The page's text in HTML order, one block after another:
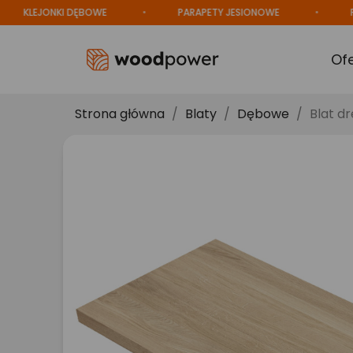
DĘBOWE PARAPETY JESIONOWE
Strona główna Blaty Dębowe Blat